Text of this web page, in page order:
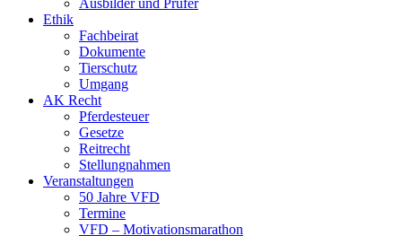
Ausbilder und Prüfer
Ethik
Fachbeirat
Dokumente
Tierschutz
Umgang
AK Recht
Pferdesteuer
Gesetze
Reitrecht
Stellungnahmen
Veranstaltungen
50 Jahre VFD
Termine
VFD – Motivationsmarathon